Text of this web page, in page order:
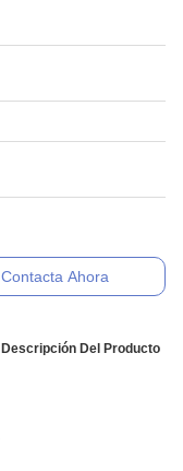
Contacta Ahora
Descripción Del Producto